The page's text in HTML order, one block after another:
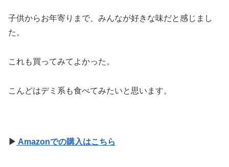
子供からお年寄りまで、みんなが好きな味だと感じまし
た。
これも買ってみてよかった。
こんどはデミ系も食べてみたいと思います。
▶ Amazonでの購入はこちら